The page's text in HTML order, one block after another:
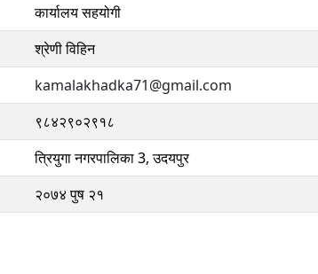
कार्यालय सहयोगी
श्रेणी विहिन
kamalakhadka71@gmail.com
९८४२९०२९१८
त्रियुगा नगरपालिका 3, उदयपुर
२०७४ पुष २१